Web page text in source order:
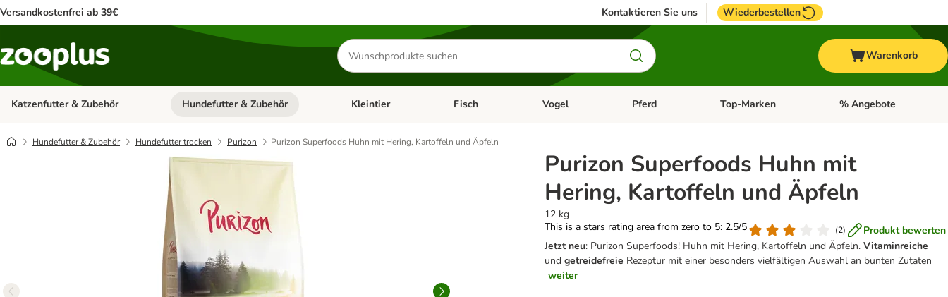
Versandkostenfrei ab 39€ Kontaktieren Sie uns Wiederbestellen
Produkte
suchen
Warenkorb
Katzenfutter & Zubehör Kategorie-Menü öffnen: Katzenfutter & Zubehör
Hundefutter & Zubehör Kategorie-Menü öffnen: Hundefutter & Zubehör
Kleintier Kategorie-Menü öffnen: Kleintier
Fisch Kategorie-Menü öffnen: Fisch
Vogel Kategorie-Menü öffnen: Vogel
Pferd Kategorie-Menü öffnen: Pferd
Top-Marken Kategorie-Menü öffnen:
% Angebote
Hundefutter & Zubehör Hundefutter trocken Purizon Purizon Superfoods Huhn mit Hering, Kartoffeln und Äpfeln
Purizon Superfoods Huhn mit
Hering, Kartoffeln und Äpfeln
12 kg
This is a stars rating area from zero to 5: 2.5/5
(2)
Produkt bewerten
Jetzt neu: Purizon Superfoods! Huhn mit Hering, Kartoffeln und Äpfeln.Vitaminreiche
undgetreidefreie Rezeptur mit einer besonders vielfältigen Auswahl an bunten Zutaten
weiter